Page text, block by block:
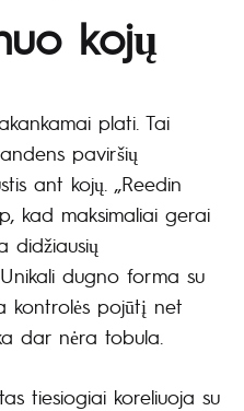
kojų
plati. Tai
paviršių
ant kojų. „Reedin
kad maksimaliai gerai
didžiausių
dugno forma su
kontrolės pojūtį net
dar nėra tobula.
tiesiogiai koreliuoja su